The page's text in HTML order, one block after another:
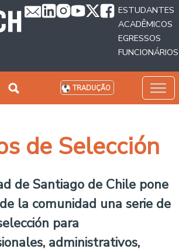
principal
ESTUDANTES
ACADÊMICOS
EGRESSOS
FUNCIONÁRIOS
TRADUÇÃO
de Selección
de Santiago de Chile pone
la comunidad una serie de
para
administrativos,